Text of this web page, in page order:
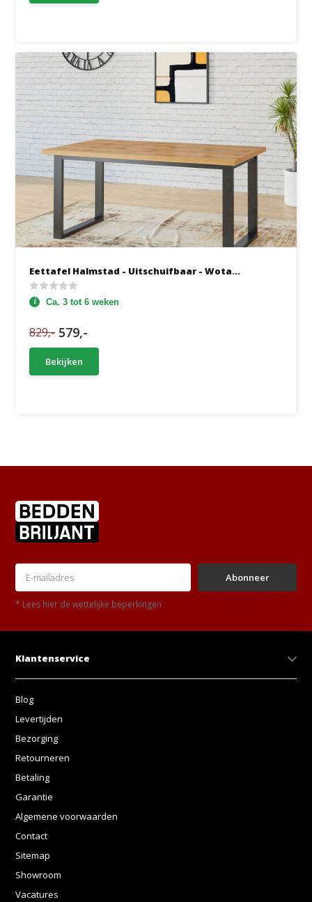
Eettafel Halmstad - Uitschuifbaar - Wota...
Ca. 3 tot 6 weken
829,- 579,-
Bekijken
Abonneer
* Lees hier de wettelijke beperkingen
Klantenservice
Blog
Levertijden
Bezorging
Retourneren
Betaling
Garantie
Algemene voorwaarden
Contact
Sitemap
Showroom
Vacatures